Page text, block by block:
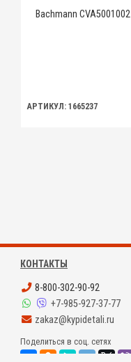
Bachmann CVA5001002
АРТИКУЛ: 1665237
КОНТАКТЫ
8-800-302-90-92
+7-985-927-37-77
zakaz@kypidetali.ru
Поделиться в соц. сетях